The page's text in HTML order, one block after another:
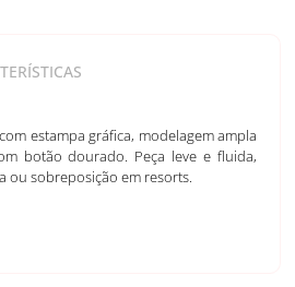
estampa gráfica, modelagem ampla
botão dourado. Peça leve e fluida,
ou sobreposição em resorts.